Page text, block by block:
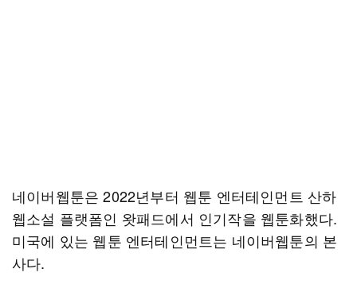
네이버웹툰은 2022년부터 웹툰 엔터테인먼트 산하
웹소설 플랫폼인 왓패드에서 인기작을 웹툰화했다.
미국에 있는 웹툰 엔터테인먼트는 네이버웹툰의 본
사다.